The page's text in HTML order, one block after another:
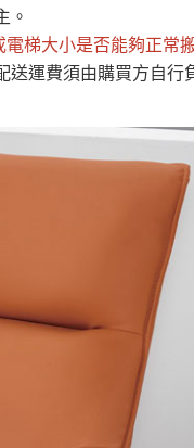
。
電梯大小是否能夠正常
運費須由購買方自行
峨眉鄉、五峰鄉
鄉、寶山鄉山區、
關
雙溪、貢寮、烏
門、林口 下福里、
石碇、坪林、福隆
確認訂單。
或E-Mail與您聯絡
詳見運送規章)。
、村)、樓梯太小、無
他的吊掛方式吊運，費
定特定時間送達，司機